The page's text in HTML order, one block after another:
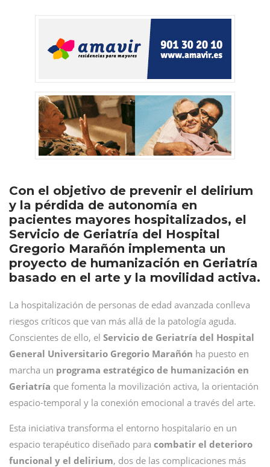
Con el objetivo de prevenir el delirium
y la pérdida de autonomía en
pacientes mayores hospitalizados, el
Servicio de Geriatría del Hospital
Gregorio Marañón implementa un
proyecto de humanización en Geriatría
basado en el arte y la movilidad activa.
La hospitalización de personas de edad avanzada conlleva
riesgos críticos que van más allá de la patología aguda.
Conscientes de ello, el Servicio de Geriatría del Hospital
General Universitario Gregorio Marañón ha puesto en
marcha un programa estratégico de humanización en
Geriatría que fomenta la movilización activa, la orientación
espacio-temporal y la conexión emocional a través del arte.
Esta iniciativa transforma el entorno hospitalario en un
espacio terapéutico diseñado para combatir el deterioro
funcional y el delirium, dos de las complicaciones más